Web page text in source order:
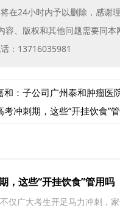
在24小时内予以删除，感谢
容、版权和其他问题需要同
：13716035981
和：子公司广州泰和肿瘤医
务患者超880例
考冲刺期，这些“开挂饮食”
，这些“开挂饮食”管用吗
广大考生开足马力冲刺，家